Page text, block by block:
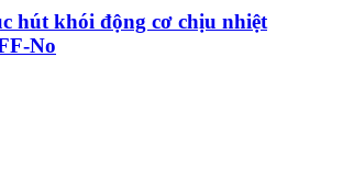
hút khói động cơ chịu nhiệt
No